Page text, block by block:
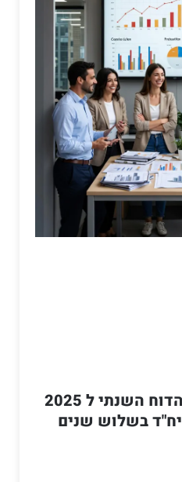
פרופדו דיווחה את הדוח השנתי ל 2025
והצבר כבר 27,000 יח"ד בשלוש שנים